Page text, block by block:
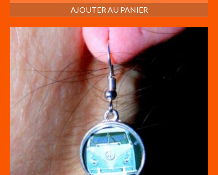
AJOUTER AU PANIER